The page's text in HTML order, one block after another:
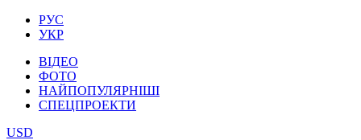
РУС
УКР
ВІДЕО
ФОТО
НАЙПОПУЛЯРНІШІ
СПЕЦПРОЕКТИ
USD